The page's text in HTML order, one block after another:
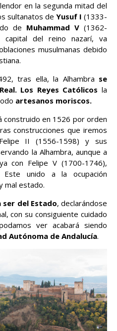
en la segunda mitad del
sultanatos de Yusuf I (1333-
de Muhammad V (1362-
capital del reino nazarí, va
musulmanas debido
tras ella, la Alhambra se
Los Reyes Católicos la
artesanos moriscos.
construido en 1526 por orden
construcciones que iremos
II (1556-1598) y sus
la Alhambra, aunque a
con Felipe V (1700-1746),
Este unido a la ocupación
mal estado.
ser del Estado, declarándose
con su consiguiente cuidado
ver acabará siendo
Autónoma de Andalucía.